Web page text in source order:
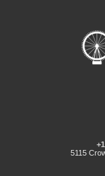
5115